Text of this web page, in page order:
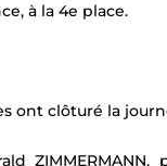
à la 4e place.
ont clôturé la
ZIMMERMANN,